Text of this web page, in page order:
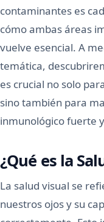
contaminantes es
cómo ambas áreas
vuelve esencial. A
temática,
es crucial no solo
sino también para
inmunológico fuerte
¿Qué es la
La salud visual se
nuestros ojos y su